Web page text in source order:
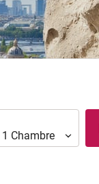
1 Chambre